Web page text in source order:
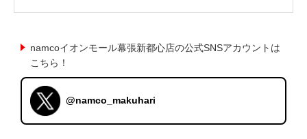
namcoイオンモール幕張新都心店の公式SNSアカウントは
こちら！
@namco_makuhari